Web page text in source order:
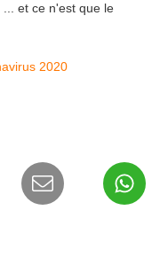
... et ce n'est que le